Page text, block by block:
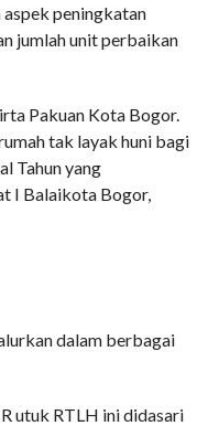
peningkatan
jumlah unit perbaikan
Pakuan Kota Bogor.
tak layak huni bagi
Tahun yang
I Balaikota Bogor,
dalam berbagai
utuk RTLH ini didasari